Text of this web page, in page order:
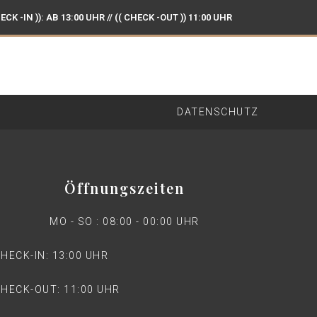
UND GENUSS IN HAMBURG BRAMFELD
-IN )): AB 13:00 UHR // (( CHECK -OUT )) 11:00 UHR
DATENSCHUTZ
Öffnungszeiten
MO - SO : 08:00 - 00:00 UHR
IN: 13:00 UHR
OUT: 11:00 UHR